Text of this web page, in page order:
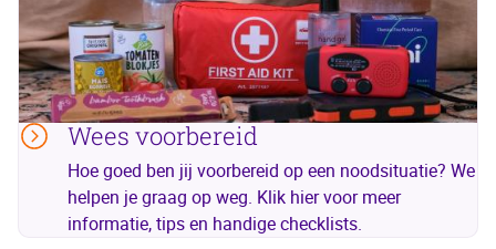
Wees voorbereid
Hoe goed ben jij voorbereid op een noodsituatie? We
helpen je graag op weg. Klik hier voor meer
informatie, tips en handige checklists.